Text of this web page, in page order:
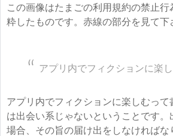
この画像はたまごの利用規約の禁止行
粋したものです。赤線の部分を見て下
アプリ内でフィクションに楽
アプリ内でフィクションに楽しむっ
は出会い系じゃないということです。
場合、その旨の届け出をしなければな